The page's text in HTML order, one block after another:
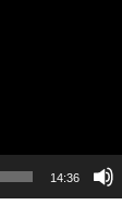
14:36